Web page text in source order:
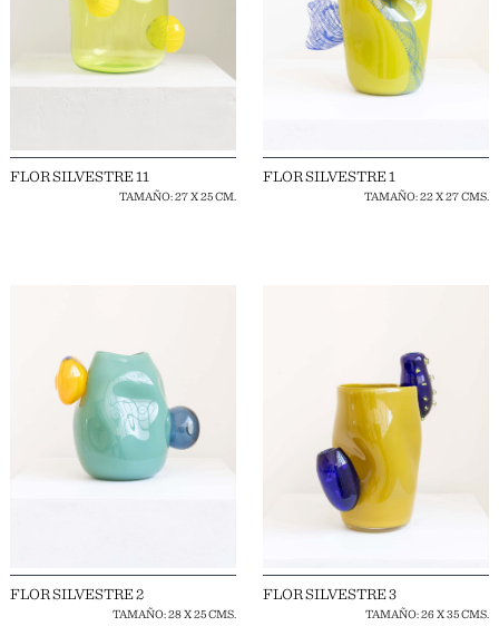
FLOR SILVESTRE 11
TAMAÑO: 27 X 25 CM.
FLOR SILVESTRE 1
TAMAÑO: 22 X 27 CMS.
FLOR SILVESTRE 2
TAMAÑO: 28 X 25 CMS.
FLOR SILVESTRE 3
TAMAÑO: 26 X 35 CMS.